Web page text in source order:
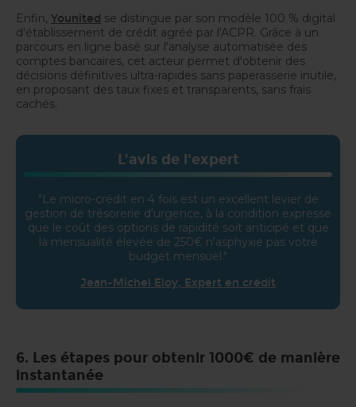
Enfin, Younited se distingue par son modèle 100 % digital
d'établissement de crédit agréé par l'ACPR. Grâce à un
parcours en ligne basé sur l'analyse automatisée des
comptes bancaires, cet acteur permet d'obtenir des
décisions définitives ultra-rapides sans paperasserie inutile,
en proposant des taux fixes et transparents, sans frais
cachés.
L'avis de l'expert
"Le micro-crédit en 4 fois est un excellent levier de
gestion de trésorerie d'urgence, à la condition expresse
que le coût des options de rapidité soit anticipé et que
la mensualité élevée de 250€ n'asphyxie pas votre
budget mensuel."
Jean-Michel Eloy, Expert en crédit
6. Les étapes pour obtenir 1000€ de manière
instantanée